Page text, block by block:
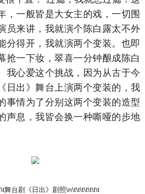
，一般皆是大女主的戏，一切围
员来讲，我就演个陈白露太不外
分得开，我就演两个变装。也即
抢一下妆，翠喜一分钟酿成陈白
我心爱这个挑战，因为从古于今
日出》舞台上演两个变装的，我
事情为了分别这两个变装的造型
声息，我皆会换一种嘶哑的步地
舞台剧《日出》剧照\n\t\t\t\t\t\t\t